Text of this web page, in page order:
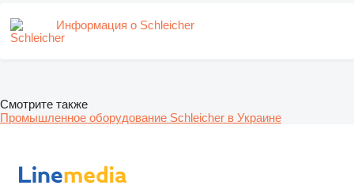
Информация о Schleicher
Смотрите также
Промышленное оборудование Schleicher в Украине